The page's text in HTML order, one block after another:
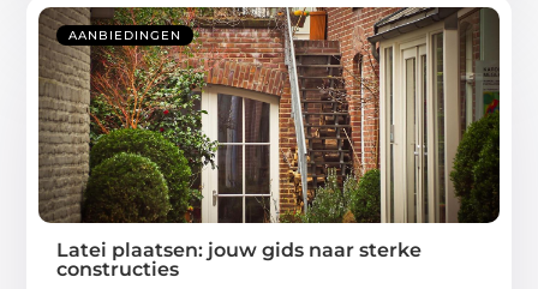
AANBIEDINGEN
Latei plaatsen: jouw gids naar sterke
constructies